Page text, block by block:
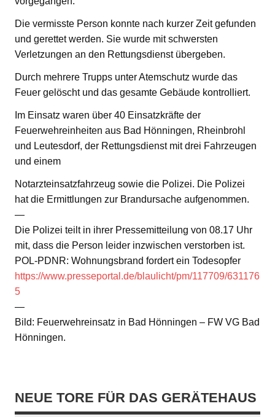
Die vermisste Person konnte nach kurzer Zeit gefunden
und gerettet werden. Sie wurde mit schwersten
Verletzungen an den Rettungsdienst übergeben.
Durch mehrere Trupps unter Atemschutz wurde das
Feuer gelöscht und das gesamte Gebäude kontrolliert.
Im Einsatz waren über 40 Einsatzkräfte der
Feuerwehreinheiten aus Bad Hönningen, Rheinbrohl
und Leutesdorf, der Rettungsdienst mit drei Fahrzeugen
und einem
Notarzteinsatzfahrzeug sowie die Polizei. Die Polizei
hat die Ermittlungen zur Brandursache aufgenommen.
—
Die Polizei teilt in ihrer Pressemitteilung von 08.17 Uhr
mit, dass die Person leider inzwischen verstorben ist.
POL-PDNR: Wohnungsbrand fordert ein Todesopfer
https://www.presseportal.de/blaulicht/pm/117709/631176
5
—
Bild: Feuerwehreinsatz in Bad Hönningen – FW VG Bad
Hönningen.
NEUE TORE FÜR DAS GERÄTEHAUS